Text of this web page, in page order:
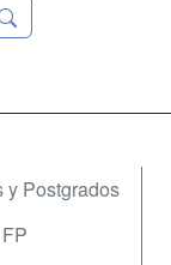
y Postgrados